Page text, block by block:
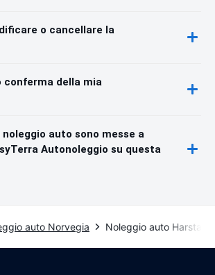
o cancellare la
conferma della mia
auto sono messe a
Autonoleggio su questa
auto Norvegia Noleggio auto Harstad